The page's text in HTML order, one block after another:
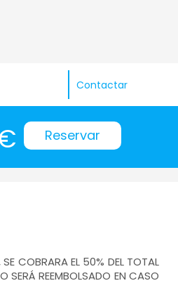
Contactar
Reservar
COBRARA EL 50% DEL TOTAL
SERÁ REEMBOLSADO EN CASO